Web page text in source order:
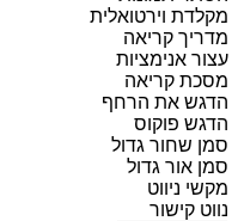
מקלדת וירטואלית
מדריך קריאה
עצור אנימציות
מסכת קריאה
הדגש את הרחף
הדגש פוקוס
סמן שחור גדול
סמן אור גדול
מקשי ניווט
נווט קישור